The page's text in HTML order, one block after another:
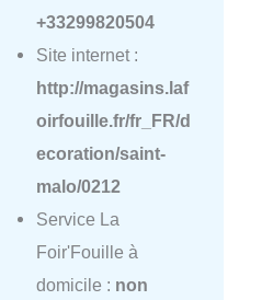
+33299820504
Site internet :
http://magasins.laf
oirfouille.fr/fr_FR/d
ecoration/saint-
malo/0212
Service La
Foir'Fouille à
domicile : non